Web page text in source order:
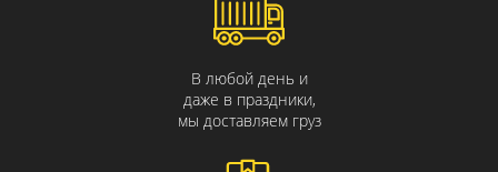
В любой день и
даже в праздники,
мы доставляем груз